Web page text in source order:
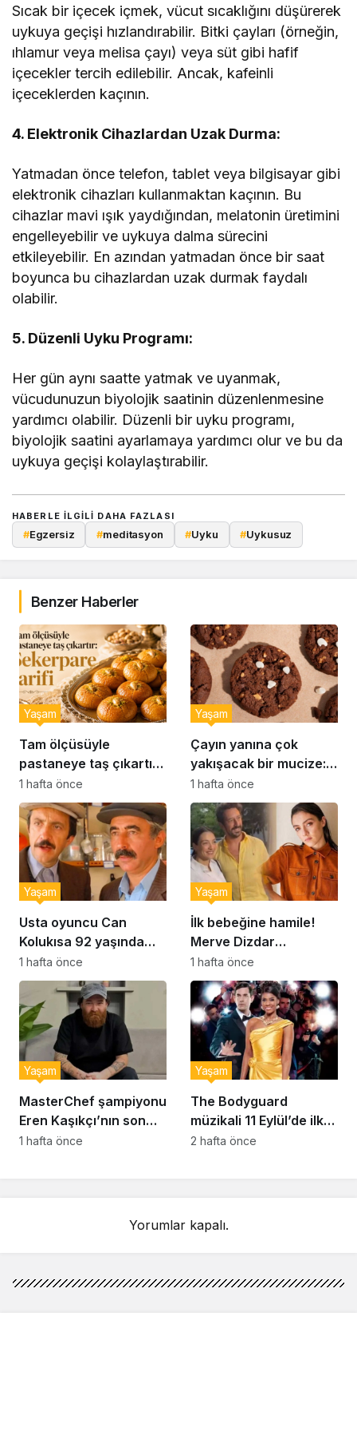
Sıcak bir içecek içmek, vücut sıcaklığını düşürerek
uykuya geçişi hızlandırabilir. Bitki çayları (örneğin,
ıhlamur veya melisa çayı) veya süt gibi hafif
içecekler tercih edilebilir. Ancak, kafeinli
içeceklerden kaçının.
4. Elektronik Cihazlardan Uzak Durma:
Yatmadan önce telefon, tablet veya bilgisayar gibi
elektronik cihazları kullanmaktan kaçının. Bu
cihazlar mavi ışık yaydığından, melatonin üretimini
engelleyebilir ve uykuya dalma sürecini
etkileyebilir. En azından yatmadan önce bir saat
boyunca bu cihazlardan uzak durmak faydalı
olabilir.
5. Düzenli Uyku Programı:
Her gün aynı saatte yatmak ve uyanmak,
vücudunuzun biyolojik saatinin düzenlenmesine
yardımcı olabilir. Düzenli bir uyku programı,
biyolojik saatini ayarlamaya yardımcı olur ve bu da
uykuya geçişi kolaylaştırabilir.
HABERLE ILGILI DAHA FAZLASI
#Egzersiz #meditasyon #Uyku #Uykusuz
Benzer Haberler
Tam ölçüsüyle
pastaneye taş çıkartır:
Şekerpare tarifi
Yaşam
1 hafta önce
Çayın yanına çok
yakışacak bir mucize:
Brownie tadında ıslak
kurabiye tarifi…
Yaşam
1 hafta önce
Usta oyuncu Can
Kolukısa 92 yaşında
hayatını kaybetti
Yaşam
1 hafta önce
İlk bebeğine hamile!
Merve Dizdar
sessizliğini bozdu: ‘İsim
bulmak çok zor’
Yaşam
1 hafta önce
MasterChef şampiyonu
Eren Kaşıkçı’nın son
anlarındaki kahreden
Yaşam
1 hafta önce
The Bodyguard
müzikali 11 Eylül’de ilk
kez Türkiye’de
Yaşam
2 hafta önce
Yorumlar kapalı.